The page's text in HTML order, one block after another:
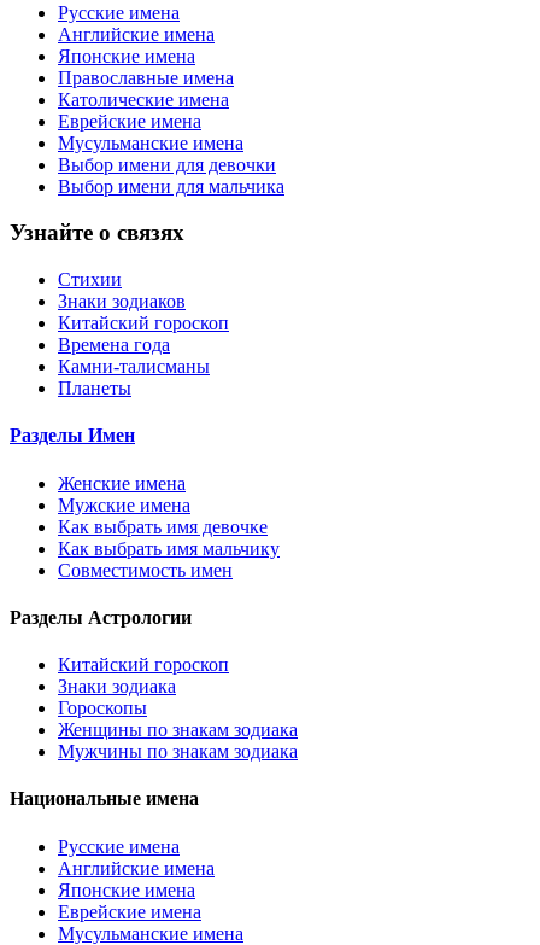
Русские имена
Английские имена
Японские имена
Православные имена
Католические имена
Еврейские имена
Мусульманские имена
Выбор имени для девочки
Выбор имени для мальчика
Узнайте о связях
Стихии
Знаки зодиаков
Китайский гороскоп
Времена года
Камни-талисманы
Планеты
Разделы Имен
Женские имена
Мужские имена
Как выбрать имя девочке
Как выбрать имя мальчику
Совместимость имен
Разделы Астрологии
Китайский гороскоп
Знаки зодиака
Гороскопы
Женщины по знакам зодиака
Мужчины по знакам зодиака
Национальные имена
Русские имена
Английские имена
Японские имена
Еврейские имена
Мусульманские имена